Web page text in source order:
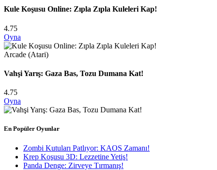
Kule Koşusu Online: Zıpla Zıpla Kuleleri Kap!
4.75
Oyna
Arcade (Atari)
Vahşi Yarış: Gaza Bas, Tozu Dumana Kat!
4.75
Oyna
En Popüler Oyunlar
Zombi Kutuları Patlıyor: KAOS Zamanı!
Krep Koşusu 3D: Lezzetine Yetiş!
Panda Denge: Zirveye Tırmanış!